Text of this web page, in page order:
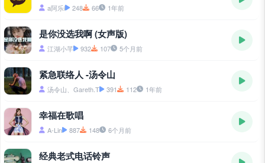
a阿乐i 248 66 1年前
是你没选我啊 (女声版)
江湖小芊 932 107 5个月前
紧急联络人 -汤令山
汤令山、Gareth.T 391 112 1年前
幸福在歌唱
A-Lin 887 148 6个月前
经典老式电话铃声